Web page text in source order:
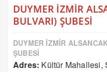
DUYMER İZMİR
BULVARI) ŞUBESİ
DUYMER İZMİR
ŞUBESİ
Adres: Kültür Mahallesi,